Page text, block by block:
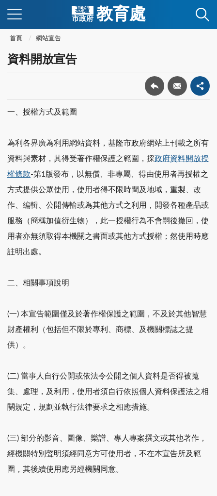
基隆
市政府 教育處
首頁 網站宣告
資料開放宣告
一、授權方式及範圍
為利各界廣為利用網站資料，基隆市政府網站上刊載之所有
資料與素材，其得受著作權保護之範圍，採政府資料開放授
權條款-第1版發布，以無償、非專屬、得由使用者再授權之
方式提供公眾使用，使用者得不限時間及地域，重製、改
作、編輯、公開傳輸或為其他方式之利用，開發各種產品或
服務（簡稱加值衍生物），此一授權行為不會嗣後撤回，使
用者亦無須取得本機關之書面或其他方式授權；然使用時應
註明出處。
二、相關事項說明
(一) 本宣告範圍僅及於著作權保護之範圍，不及於其他智慧
財產權利（包括但不限於專利、商標、及機關標誌之提
供）。
(二) 當事人自行公開或依法令公開之個人資料是否得被蒐
集、處理，及利用，使用者須自行依照個人資料保護法之相
關規定，規劃並執行法律要求之相應措施。
(三) 部分的影音、圖像、樂譜、專人專案撰文或其他著作，
經機關特別聲明須經同意方可使用者，不在本宣告所及範
圍，其後續使用應另經機關同意。